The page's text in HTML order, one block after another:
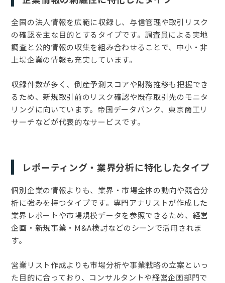
全国の法人情報を広範に収録し、与信管理や取引リスク
の確認を主な目的とするタイプです。調査員による実地
調査と公的情報の収集を組み合わせることで、中小・非
上場企業の情報も充実しています。
収録件数が多く、倒産予測スコアや財務推移も把握でき
るため、新規取引前のリスク確認や既存取引先のモニタ
リングに向いています。帝国データバンク、東京商工リ
サーチなどが代表的なサービスです。
レポーティング・業界分析に特化したタイプ
個別企業の情報よりも、業界・市場全体の動向や競合分
析に強みを持つタイプです。専門アナリストが作成した
業界レポートや市場規模データを参照できるため、経営
企画・新規事業・M&A検討などのシーンで活用されま
す。
営業リスト作成よりも市場分析や事業戦略の立案といっ
た目的に合っており、コンサルタントや経営企画部門で